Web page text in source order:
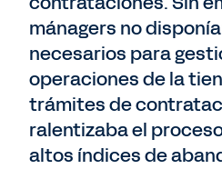
mánagers no
necesarios para
operaciones de la
trámites de
ralentizaba el
altos índices de